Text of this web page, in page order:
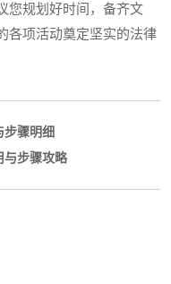
您规划好时间，备齐文
各项活动奠定坚实的法律
步骤明细
与步骤攻略